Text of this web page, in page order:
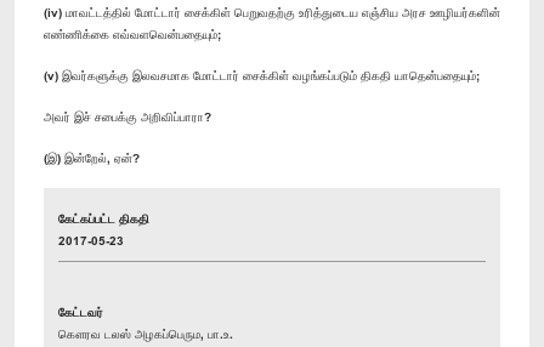
(iv) மாவட்டத்தில் மோட்டார் சைக்கிள் பெறுவதற்கு உரித்துடைய எஞ்சிய அரச ஊழியர்களின்
எண்ணிக்கை எவ்வளவென்பதையும்;
(v) இவர்களுக்கு இலவசமாக மோட்டார் சைக்கிள் வழங்கப்படும் திகதி யாதென்பதையும்;
அவர் இச் சபைக்கு அறிவிப்பாரா?
(இ) இன்றேல், ஏன்?
கேட்கப்பட்ட திகதி
2017-05-23
கேட்டவர்
கௌரவ டலஸ் அழகப்பெரும, பா.உ.